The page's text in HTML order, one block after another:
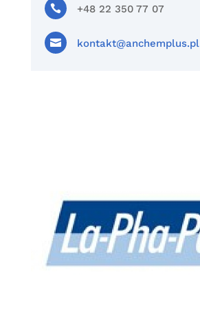
 +48 22 350 77 07
 kontakt@anchemplus.pl